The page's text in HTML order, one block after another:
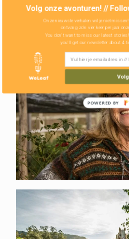
stilstaan en misschien een
latere bestaan.
Volg onze avonturen! //
Onze nieuwste verhalen wil je niet missen!
ontvang zo'n vier keer per jaar
You don't want to miss our latest stories!
you'll get our newsletter about 4